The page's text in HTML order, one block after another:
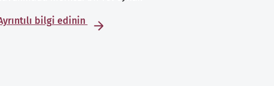
bilgi edinin